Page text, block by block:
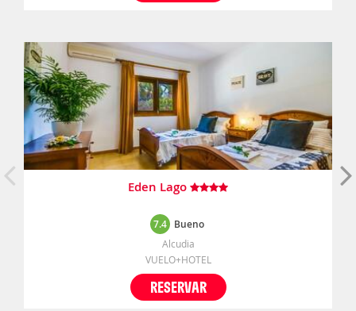
Eden Lago
7.4 Bueno
Alcudia
VUELO+HOTEL
RESERVAR